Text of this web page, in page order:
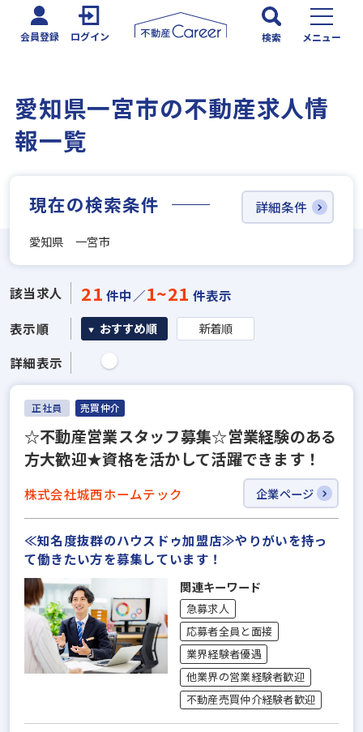
会員登録 ログイン 検索 メニュー
愛知県一宮市の不動産求人情
報一覧
現在の検索条件
愛知県 一宮市
詳細条件
該当求人 21 件中／1~21 件表示
表示順
おすすめ順 新着順
詳細表示
正社員 売買仲介
☆不動産営業スタッフ募集☆営業経験のある
方大歓迎★資格を活かして活躍できます！
株式会社城西ホームテック 企業ページ
≪知名度抜群のハウスドゥ加盟店≫やりがいを持っ
て働きたい方を募集しています！
関連キーワード
急募求人
応募者全員と面接
業界経験者優遇
他業界の営業経験者歓迎
不動産売買仲介経験者歓迎